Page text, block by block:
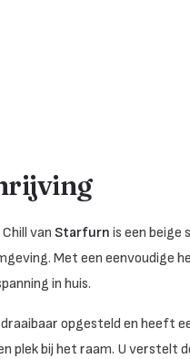
van Starfurn is een
Met een eenvoudige
in huis.
opgesteld en heeft
plek bij het raam. U